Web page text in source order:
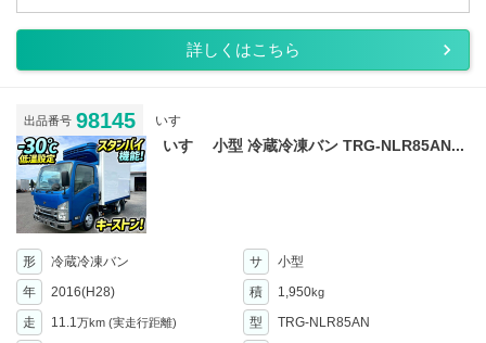
詳しくはこちら
出品番号 98145 いすゞ
いすゞ 小型 冷蔵冷凍バン TRG-NLR85AN...
形 冷蔵冷凍バン サ
小型
年
2016(H28) 積 1,950kg
走 11.1万km (実走行距離) 型
TRG-NLR85AN